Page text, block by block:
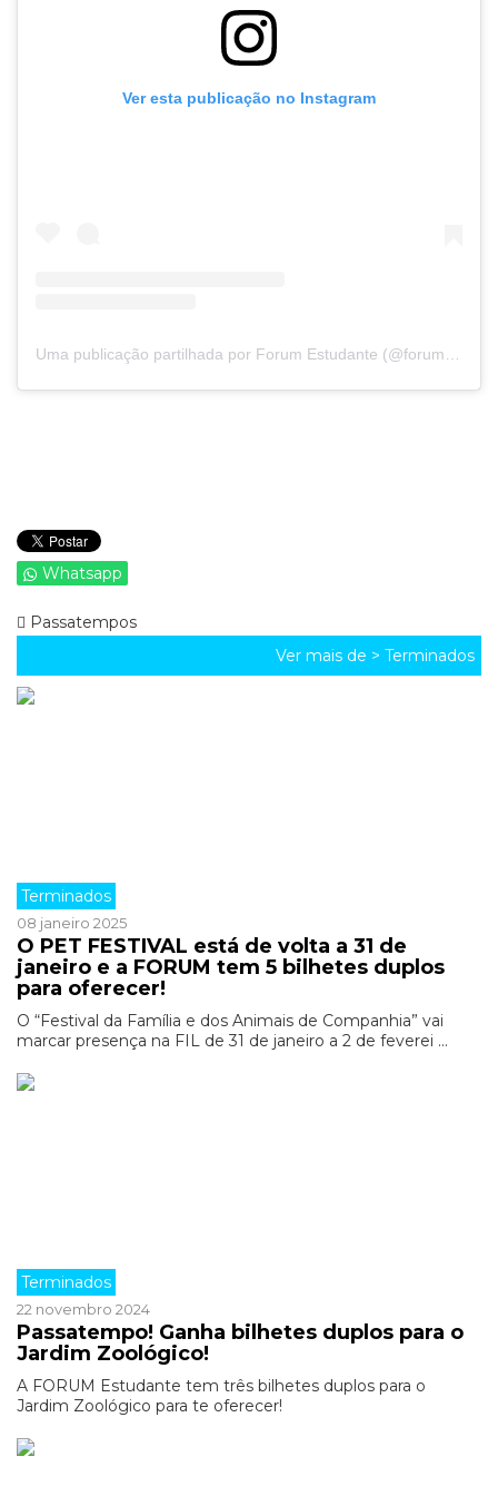
Ver esta publicação no Instagram
Uma publicação partilhada por Forum Estudante (@forumestudante)
Whatsapp
Passatempos
Ver mais de > Terminados
Terminados
08 janeiro 2025
O PET FESTIVAL está de volta a 31 de
janeiro e a FORUM tem 5 bilhetes duplos
para oferecer!
O “Festival da Família e dos Animais de Companhia” vai
marcar presença na FIL de 31 de janeiro a 2 de feverei ...
Terminados
22 novembro 2024
Passatempo! Ganha bilhetes duplos para o
Jardim Zoológico!
A FORUM Estudante tem três bilhetes duplos para o
Jardim Zoológico para te oferecer!